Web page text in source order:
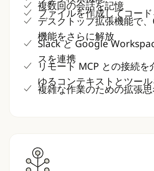
複数回の会話を記憶
ファイルを作成してコー
デスクトップ拡張機能で
機能をさらに解放
Slack と Google
スを連携
リモート MCP との接続を
ゆるコンテキストとツー
複雑な作業のための拡張